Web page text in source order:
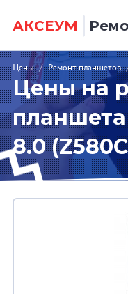
АКСЕУМ
Цены / Ремонт планшетов
Цены на
планшета
8.0